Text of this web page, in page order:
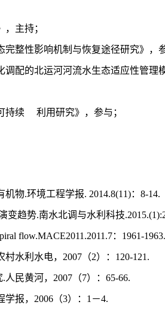
主持；
整性影响机制与恢复途径研究》，
调配的北运河河流水生态适应性管理
持续 利用研究》，参与；
机物.环境工程学报. 2014.8(11)： 8-14.
变趋势.南水北调与水利科技
flow.MACE2011.2011.7： 1961-
村水利水电， 2007 （2）： 120-121.
.人民黄河， 2007 （7）： 65-66.
报， 2006 （3）： 1 －4.